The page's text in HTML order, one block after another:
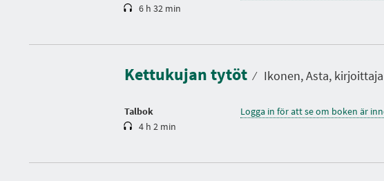
6 h 32 min
Kettukujan tytöt ⁄ Ikonen, Asta, kirjoittaja
Talbok
e
t
i
4 h 2 min
Logga in för att se om boken är